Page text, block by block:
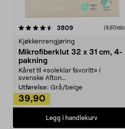
3809anmeldelser(9,97/stk)
Kjøkkenrengjøring
Mikrofiberklut 32 x 31 cm, 4-
pakning
Kåret til «soleklar favoritt» i
svenske Afton...
Utførelse: Grå/beige
39,90
Legg i handlekurv
4.5av 5 stjerner